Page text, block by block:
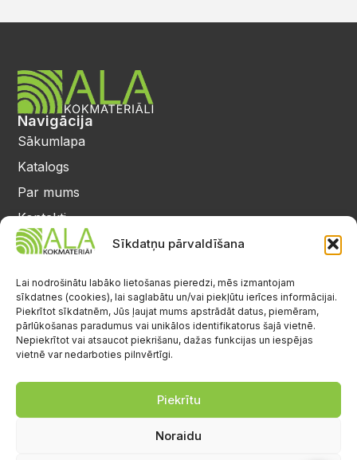
Sīkdatņu pārvaldīšana
Lai nodrošinātu labāko lietošanas pieredzi, mēs izmantojam
sīkdatnes (cookies), lai saglabātu un/vai piekļūtu ierīces informācijai.
Piekrītot sīkdatnēm, Jūs ļaujat mums apstrādāt datus, piemēram,
pārlūkošanas paradumus vai unikālos identifikatorus šajā vietnē.
Nepiekrītot vai atsaucot piekrišanu, dažas funkcijas un iespējas
vietnē var nedarboties pilnvērtīgi.
Piekrītu
Noraidu
Navigācija
Sākumlapa
Katalogs
Par mums
Kontakti
Privātuma politika
25 64 17 98
info@alalignea.lv
Daugavas iela 28, Mārupe
Facebook
S.-Sv.: brīvs